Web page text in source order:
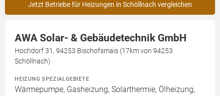
Jetzt Betriebe für Heizungen in Schöllnach vergleichen
AWA Solar- & Gebäudetechnik GmbH
Hochdorf 31, 94253 Bischofsmais (17km von 94253
Schöllnach)
HEIZUNG SPEZIALGEBIETE
Wärmepumpe, Gasheizung, Solarthermie, Ölheizung,